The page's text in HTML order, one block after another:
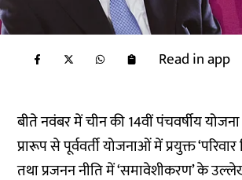
Read in app
बीते नवंबर में चीन की 14वीं पंचवर्षीय
प्रारूप से पूर्ववर्ती योजनाओं में प्रयुक्त
तथा प्रजनन नीति में ‘समावेशीकरण’ के